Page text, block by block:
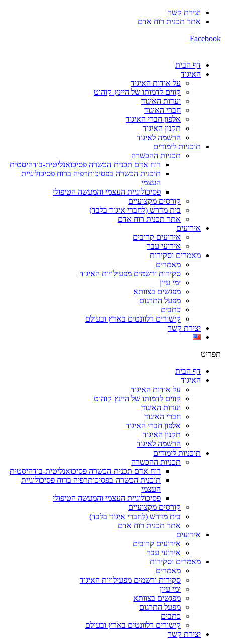
יצירת קשר
אתר תכנית רוח אדם
Facebook
דף הבית
האיגוד
על אודות האיגוד
קווים לדמותו של היינץ קוהוט
ועדות האיגוד
חברי האיגוד
אלפון חברי האיגוד
תקנון האיגוד
הרשמה לאיגוד
תוכניות לימודים
תכניות ההכשרה
רוח אדם תכנית הכשרה פסיכואנליטית-בודהיסטית
תוכנית הכשרה בפסיכותרפיה ברוח פסיכולוגיית
העצמי
פסיכולוגיית העצמי והמעשה הטיפולי
קורסים מקצועיים
בית מדרש (לחברי איגוד בלבד)
אתר תכנית רוח אדם
אירועים
אירועים קרובים
אירועי עבר
מאמרים וסקירות
מאמרים
סקירות ורשמים מפעילויות האיגוד
ימי עיון
מפגשים בצוותא
מפעל התרגום
כתבים
קישורים רלוונטים בארץ ובעולם
יצירת קשר
תפריט
דף הבית
האיגוד
על אודות האיגוד
קווים לדמותו של היינץ קוהוט
ועדות האיגוד
חברי האיגוד
אלפון חברי האיגוד
תקנון האיגוד
הרשמה לאיגוד
תוכניות לימודים
תכניות ההכשרה
רוח אדם תכנית הכשרה פסיכואנליטית-בודהיסטית
תוכנית הכשרה בפסיכותרפיה ברוח פסיכולוגיית
העצמי
פסיכולוגיית העצמי והמעשה הטיפולי
קורסים מקצועיים
בית מדרש (לחברי איגוד בלבד)
אתר תכנית רוח אדם
אירועים
אירועים קרובים
אירועי עבר
מאמרים וסקירות
מאמרים
סקירות ורשמים מפעילויות האיגוד
ימי עיון
מפגשים בצוותא
מפעל התרגום
כתבים
קישורים רלוונטים בארץ ובעולם
יצירת קשר